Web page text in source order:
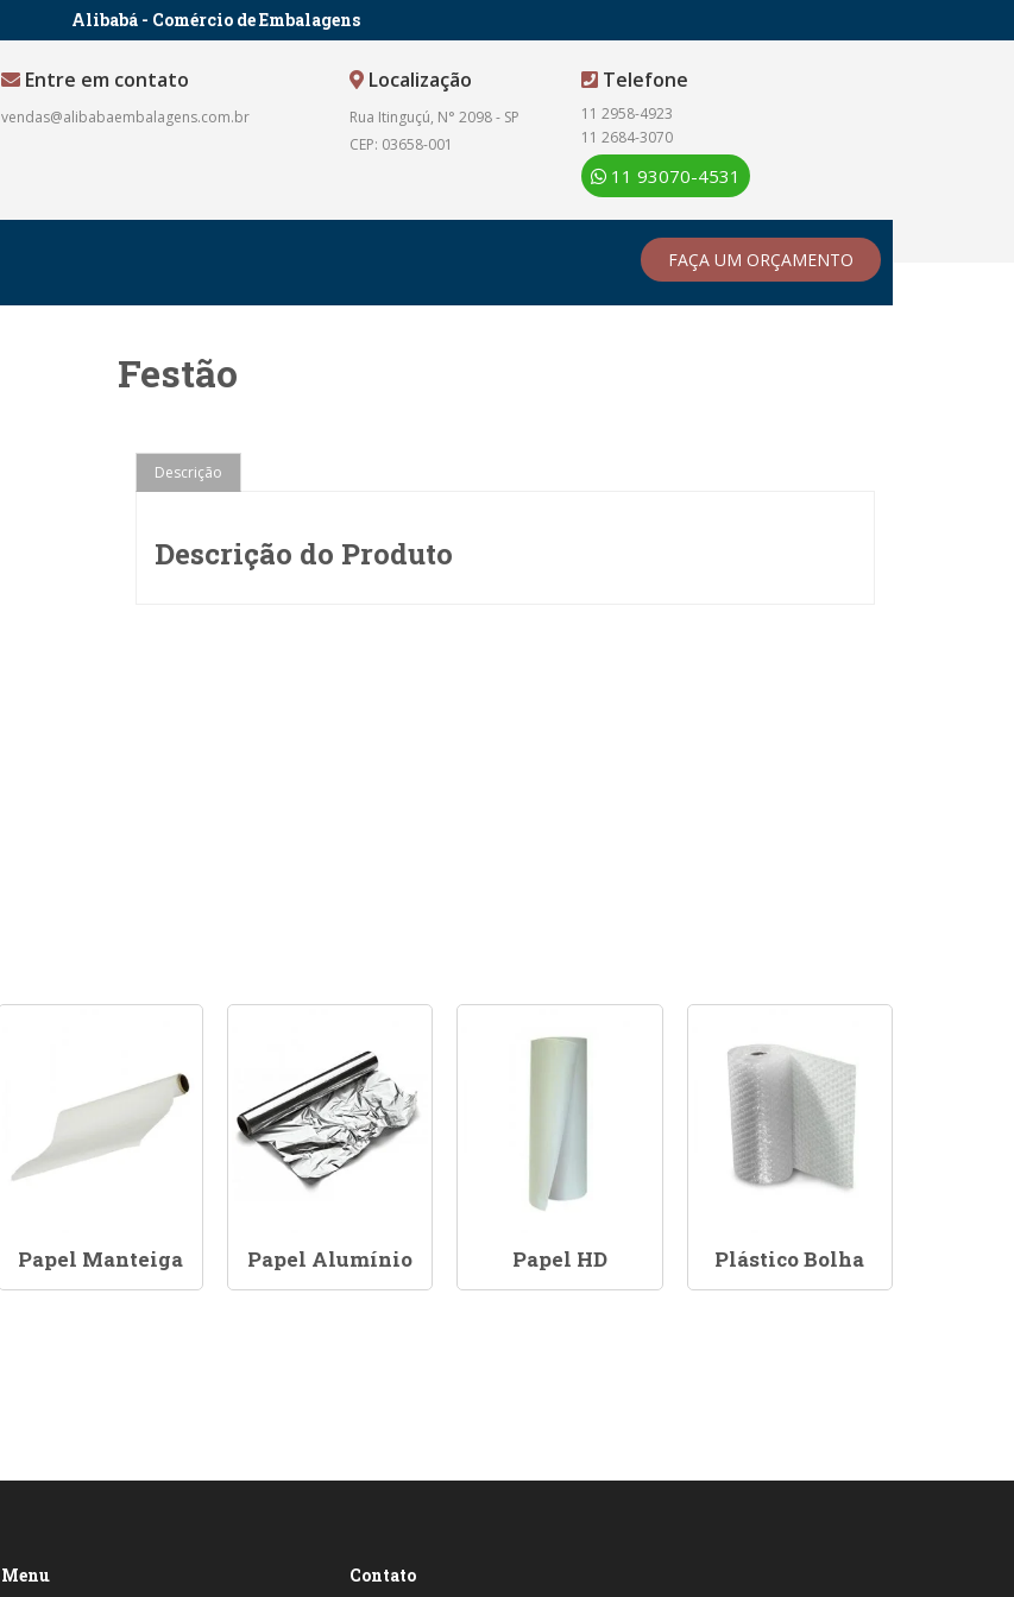
Alibabá - Comércio de Embalagens
Entre em contato
vendas@alibabaembalagens.com.br
Localização
Rua Itinguçú, N° 2098 - SP
CEP: 03658-001
Telefone
11 2958-4923
11 2684-3070
11 93070-4531
FAÇA UM ORÇAMENTO
Festão
Descrição
Descrição do Produto
Papel Manteiga Papel Alumínio Papel HD Plástico Bolha
Menu Contato